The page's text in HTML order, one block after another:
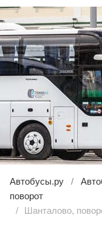
Автобусы.ру
поворот
Шанталово,